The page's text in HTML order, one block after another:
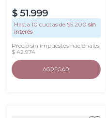
$ 51.999
Hasta 10 cuotas de $5.200 sin
interés
Precio sin impuestos nacionales
$ 42.974
AGREGAR